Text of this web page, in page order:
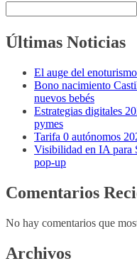
Últimas Noticias
El auge del
Bono nacimiento
nuevos bebés
Estrategias digitales
pymes
Tarifa 0 autónomos
Visibilidad en IA para
pop-up
Comentarios
No hay comentarios que
Archivos